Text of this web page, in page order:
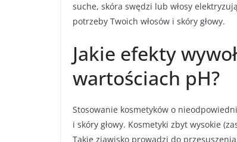
suche, skóra swędzi lub włosy
potrzeby Twoich włosów i skóry głowy.
Jakie efekty
wartościach pH?
Stosowanie kosmetyków o
i skóry głowy. Kosmetyki zbyt wysokie
Takie zjawisko prowadzi do